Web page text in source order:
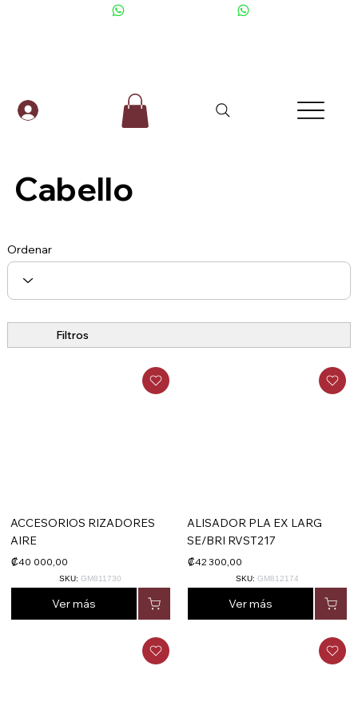
ACCESORIOS RIZADORES
AIRE
₡40 000,00
Ver más
SKU:GM811730
ALISADOR PLA EX LARG
SE/BRI RVST217
₡42 300,00
Ver más
SKU:GM812174
Cabello
Filtros
Ordenar